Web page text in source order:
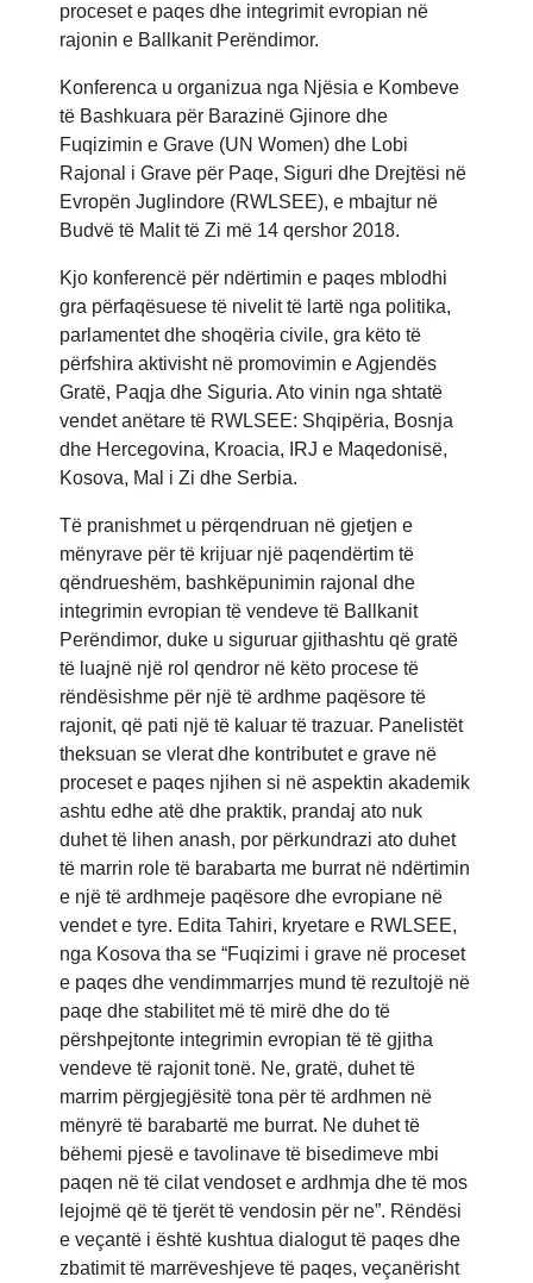
proceset e paqes dhe integrimit evropian në
rajonin e Ballkanit Perëndimor.
Konferenca u organizua nga Njësia e Kombeve
të Bashkuara për Barazinë Gjinore dhe
Fuqizimin e Grave (UN Women) dhe Lobi
Rajonal i Grave për Paqe, Siguri dhe Drejtësi në
Evropën Juglindore (RWLSEE), e mbajtur në
Budvë të Malit të Zi më 14 qershor 2018.
Kjo konferencë për ndërtimin e paqes mblodhi
gra përfaqësuese të nivelit të lartë nga politika,
parlamentet dhe shoqëria civile, gra këto të
përfshira aktivisht në promovimin e Agjendës
Gratë, Paqja dhe Siguria. Ato vinin nga shtatë
vendet anëtare të RWLSEE: Shqipëria, Bosnja
dhe Hercegovina, Kroacia, IRJ e Maqedonisë,
Kosova, Mal i Zi dhe Serbia.
Të pranishmet u përqendruan në gjetjen e
mënyrave për të krijuar një paqendërtim të
qëndrueshëm, bashkëpunimin rajonal dhe
integrimin evropian të vendeve të Ballkanit
Perëndimor, duke u siguruar gjithashtu që gratë
të luajnë një rol qendror në këto procese të
rëndësishme për një të ardhme paqësore të
rajonit, që pati një të kaluar të trazuar. Panelistët
theksuan se vlerat dhe kontributet e grave në
proceset e paqes njihen si në aspektin akademik
ashtu edhe atë dhe praktik, prandaj ato nuk
duhet të lihen anash, por përkundrazi ato duhet
të marrin role të barabarta me burrat në ndërtimin
e një të ardhmeje paqësore dhe evropiane në
vendet e tyre. Edita Tahiri, kryetare e RWLSEE,
nga Kosova tha se “Fuqizimi i grave në proceset
e paqes dhe vendimmarrjes mund të rezultojë në
paqe dhe stabilitet më të mirë dhe do të
përshpejtonte integrimin evropian të të gjitha
vendeve të rajonit tonë. Ne, gratë, duhet të
marrim përgjegjësitë tona për të ardhmen në
mënyrë të barabartë me burrat. Ne duhet të
bëhemi pjesë e tavolinave të bisedimeve mbi
paqen në të cilat vendoset e ardhmja dhe të mos
lejojmë që të tjerët të vendosin për ne”. Rëndësi
e veçantë i është kushtua dialogut të paqes dhe
zbatimit të marrëveshjeve të paqes, veçanërisht